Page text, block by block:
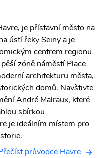
je přístavní město na
ústí řeky Seiny a je
centrem regionu
zóně náměstí Place
architekturu města,
domů. Navštivte
André Malraux, které
sbírkou
je ideálním místem pro
průvodce Havre